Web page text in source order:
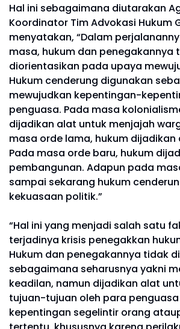
Hal ini sebagaimana diutarakan
Koordinator Tim Advokasi Hukum
menyatakan, “Dalam
masa, hukum dan penegakannya
diorientasikan pada upaya
Hukum cenderung digunakan
mewujudkan kepentingan-
penguasa. Pada masa
dijadikan alat untuk menjajah
masa orde lama, hukum dijadikan
Pada masa orde baru, hukum
pembangunan. Adapun pada
sampai sekarang hukum
kekuasaan politik.”
“Hal ini yang menjadi salah satu
terjadinya krisis penegakkan
Hukum dan penegakannya tidak
sebagaimana seharusnya yakni
keadilan, namun dijadikan alat
tujuan-tujuan oleh para
kepentingan segelintir orang